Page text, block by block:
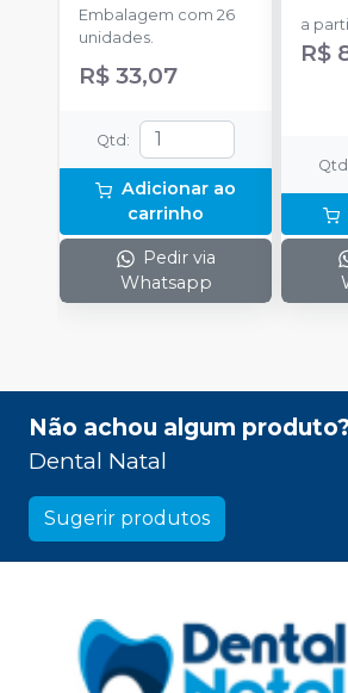
Embalagem com 26
unidades.
R$ 33,07
Qtd :
Adicionar ao
carrinho
Pedir via
Whatsapp
a
R$
Qtd
Não achou algum produto?
Dental Natal
Sugerir produtos